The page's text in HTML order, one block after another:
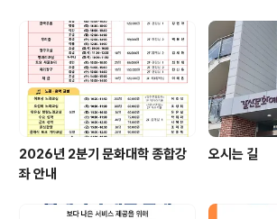
2026년 2분기 문화대학 종합강
좌 안내
오시는 길